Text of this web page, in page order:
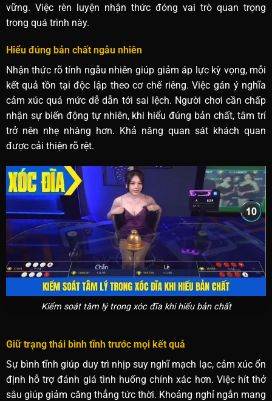
vững. Việc rèn luyện nhận thức đóng vai trò quan trọng
trong quá trình này.
Hiểu đúng bản chất ngẫu nhiên
Nhận thức rõ tính ngẫu nhiên giúp giảm áp lực kỳ vọng, mỗi
kết quả tồn tại độc lập theo cơ chế riêng. Việc gán ý nghĩa
cảm xúc quá mức dễ dẫn tới sai lệch. Người chơi cần chấp
nhận sự biến động tự nhiên, khi hiểu đúng bản chất, tâm trí
trở nên nhẹ nhàng hơn. Khả năng quan sát khách quan
được cải thiện rõ rệt.
Kiểm soát tâm lý trong xóc đĩa khi hiểu bản chất
Giữ trạng thái bình tĩnh trước mọi kết quả
Sự bình tĩnh giúp duy trì nhịp suy nghĩ mạch lạc, cảm xúc ổn
định hỗ trợ đánh giá tình huống chính xác hơn. Việc hít thở
sâu giúp giảm căng thẳng tức thời. Khoảng nghỉ ngắn mang